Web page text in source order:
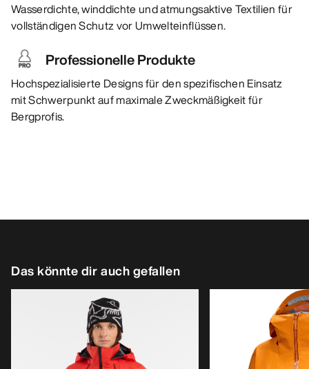
Wasserdichte, winddichte und atmungsaktive Textilien für
vollständigen Schutz vor Umwelteinflüssen.
Professionelle Produkte
Hochspezialisierte Designs für den spezifischen Einsatz
mit Schwerpunkt auf maximale Zweckmäßigkeit für
Bergprofis.
Das könnte dir auch gefallen